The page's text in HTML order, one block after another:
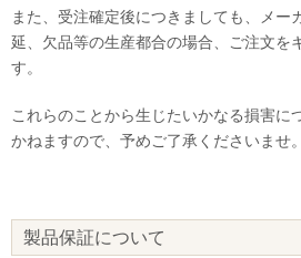
また、受注確定後につきましても、メー
延、欠品等の生産都合の場合、ご注文を
す。
これらのことから生じたいかなる損害に
かねますので、予めご了承くださいませ。
製品保証について